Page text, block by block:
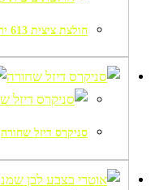
חולצת ציצית 613 ירוק מנטה כנפי נשרים
סניקרס דיזל שחורה